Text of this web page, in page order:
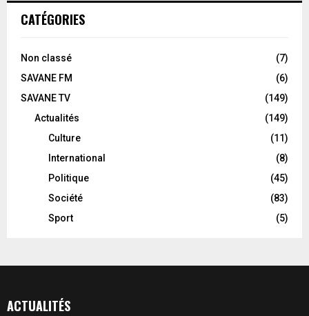
CATÉGORIES
Non classé
(7)
SAVANE FM
(6)
SAVANE TV
(149)
Actualités
(149)
Culture
(11)
International
(8)
Politique
(45)
Société
(83)
Sport
(5)
ACTUALITÉS